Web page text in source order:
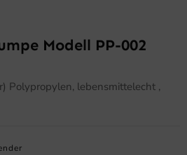
Modell PP-002
Polypropylen, lebensmittelecht ,